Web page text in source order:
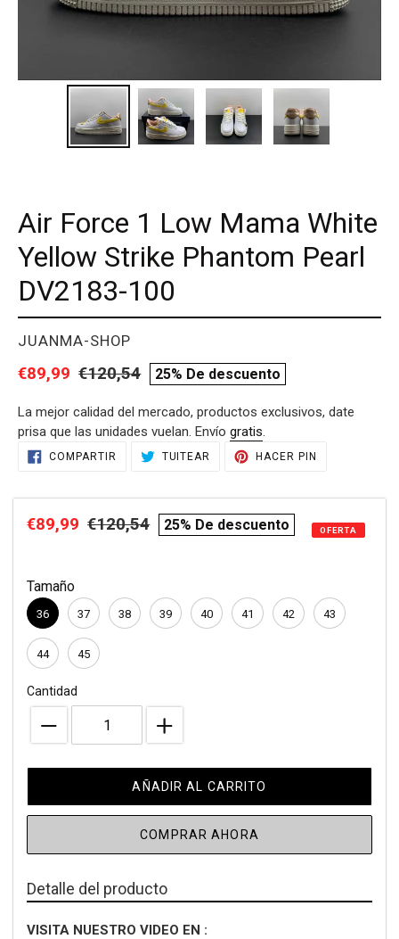
Air Force 1 Low Mama White
Yellow Strike Phantom Pearl
DV2183-100
PROVEEDOR
JUANMA-SHOP
Precio
venta
€89,99 Precio
€120,54
compare
25% De descuento
La mejor calidad del mercado, productos exclusivos, date
prisa que las unidades vuelan. Envío gratis.
Agregando
tu
compra
COMPARTIR COMPARTIRTUITEAR TUITEARHACER PIN
Precio
€89,99 Precio
€120,54
compare
25% De descuento OFERTA
Tamaño
36 37 38 39 40 41 42 43
44 45
Cantidad
AÑADIR AL CARRITO
COMPRAR AHORA
Detalle del producto
VISITA NUESTRO VIDEO EN :